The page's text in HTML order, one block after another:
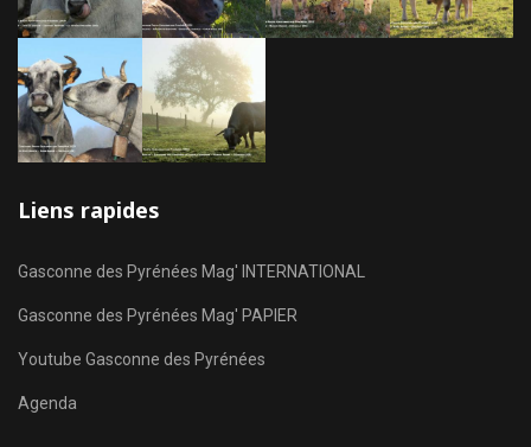
Liens rapides
Gasconne des Pyrénées Mag' INTERNATIONAL
Gasconne des Pyrénées Mag' PAPIER
Youtube Gasconne des Pyrénées
Agenda